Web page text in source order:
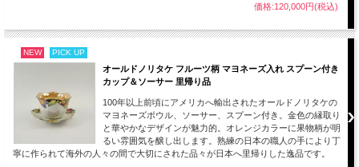
価格:120,000円(税込)
NEW PICK UP
オールドノリタケ フルーツ柄 マヨネーズ入れ スプーン付き
カップ＆ソーサー 里帰り品
100年以上前頃にアメリカへ輸出されたオールドノリタケの
マヨネーズボウル、ソーサー、スプーン付き。金色の縁取り
と華やかなデザインが魅力的。オレンジカラーに果物柄が明
るい雰囲気を醸し出します。熟練の日本の職人の手により丁
寧に作られて海外の人々の間で大切にされた品々が日本へ里帰りした逸品です。